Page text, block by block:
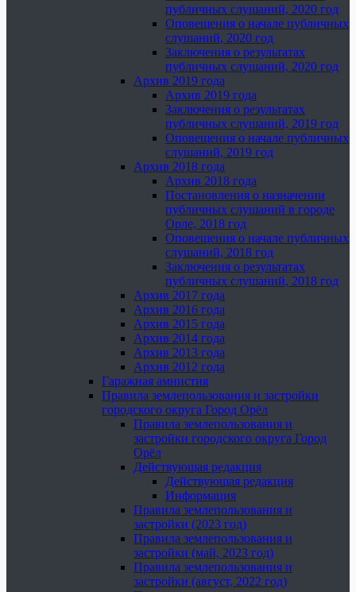
публичных слушаний, 2020 год
Оповещения о начале публичных
слушаний, 2020 год
Заключения о результатах
публичных слушаний, 2020 год
Архив 2019 года
Архив 2019 года
Заключения о результатах
публичных слушаний, 2019 год
Оповещения о начале публичных
слушаний, 2019 год
Архив 2018 года
Архив 2018 года
Постановления о назначении
публичных слушаний в городе
Орле, 2018 год
Оповещения о начале публичных
слушаний, 2018 год
Заключения о результатах
публичных слушаний, 2018 год
Архив 2017 года
Архив 2016 года
Архив 2015 года
Архив 2014 года
Архив 2013 года
Архив 2012 года
Гаражная амнистия
Правила землепользования и застройки
городского округа Город Орёл
Правила землепользования и
застройки городского округа Город
Орёл
Действующая редакция
Действующая редакция
Информация
Правила землепользования и
застройки (2023 год)
Правила землепользования и
застройки (май, 2023 год)
Правила землепользования и
застройки (август, 2022 год)